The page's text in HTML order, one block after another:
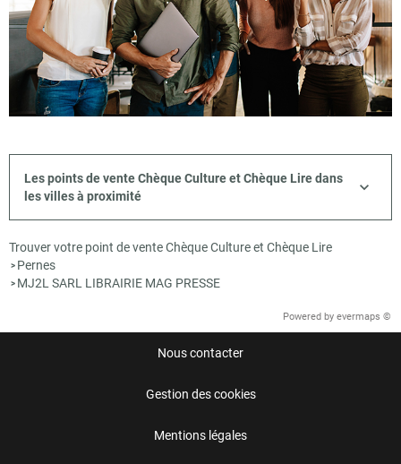
Les points de vente Chèque Culture et Chèque Lire dans
les villes à proximité
Trouver votre point de vente Chèque Culture et Chèque Lire
> Pernes
> MJ2L SARL LIBRAIRIE MAG PRESSE
Powered by evermaps ©
Nous contacter
Gestion des cookies
Mentions légales